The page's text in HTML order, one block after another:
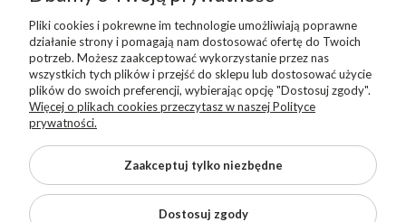
Odwiedź nasze Social Media
INFORMACJE PODSTAWOWE
Centrum pomocy
Pliki cookies i pokrewne im technologie umożliwiają poprawne
działanie strony i pomagają nam dostosować ofertę do Twoich
potrzeb. Możesz zaakceptować wykorzystanie przez nas
wszystkich tych plików i przejść do sklepu lub dostosować użycie
plików do swoich preferencji, wybierając opcję "Dostosuj zgody".
Więcej o plikach cookies przeczytasz w naszej Polityce
prywatności.
Zaakceptuj tylko niezbędne
Dostosuj zgody